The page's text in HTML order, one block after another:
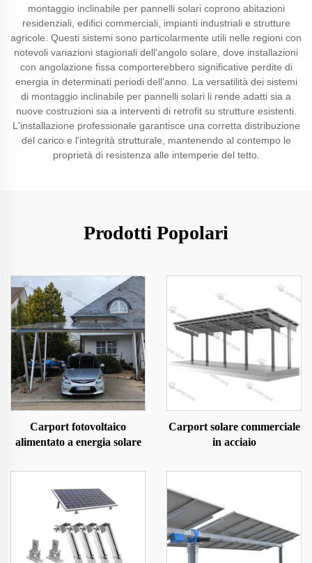
montaggio inclinabile per pannelli solari coprono abitazioni
residenziali, edifici commerciali, impianti industriali e strutture
agricole. Questi sistemi sono particolarmente utili nelle regioni con
notevoli variazioni stagionali dell'angolo solare, dove installazioni
con angolazione fissa comporterebbero significative perdite di
energia in determinati periodi dell'anno. La versatilità dei sistemi
di montaggio inclinabile per pannelli solari li rende adatti sia a
nuove costruzioni sia a interventi di retrofit su strutture esistenti.
L'installazione professionale garantisce una corretta distribuzione
del carico e l'integrità strutturale, mantenendo al contempo le
proprietà di resistenza alle intemperie del tetto.
Prodotti Popolari
Carport fotovoltaico
alimentato a energia solare
Carport solare commerciale
in acciaio